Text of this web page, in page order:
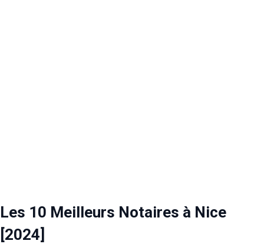
Les 10 Meilleurs Notaires à Nice
[2024]